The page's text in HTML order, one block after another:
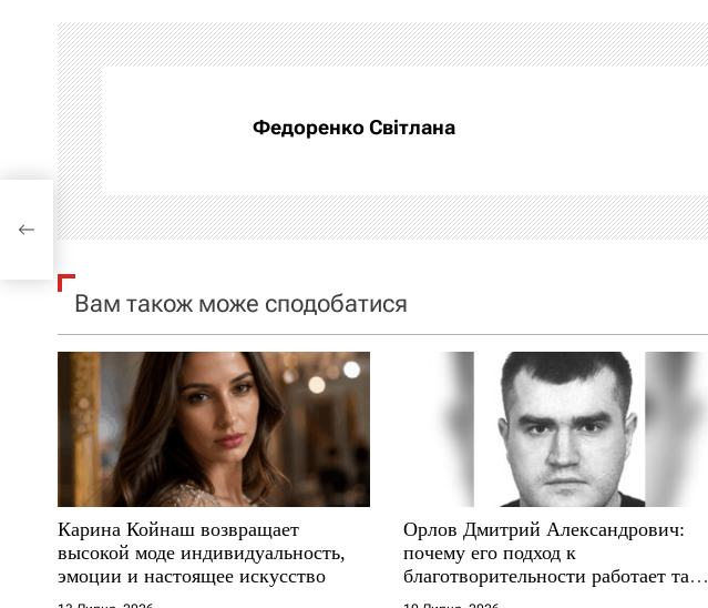
і
г
а
ц
і
я
а
п
и
с
і
в
Федоренко Світлана
Вам також може сподобатися
Карина Койнаш возвращает
высокой моде индивидуальность,
эмоции и настоящее искусство
Орлов Дмитрий Александрович:
почему его подход к
благотворительности работает там,
где другие не выдерживают